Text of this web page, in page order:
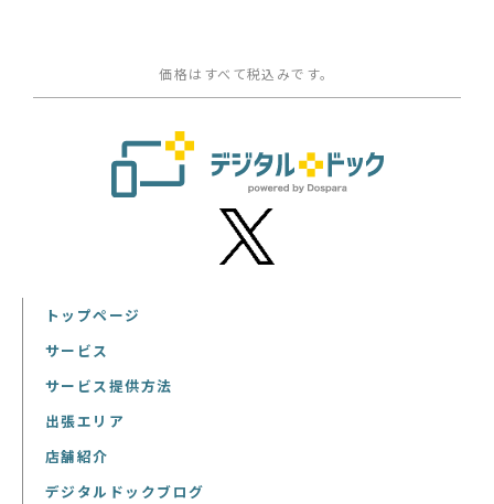
価格はすべて税込みです。
トップページ
サービス
サービス提供方法
出張エリア
店舗紹介
デジタルドックブログ